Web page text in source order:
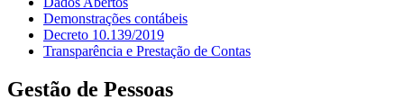
Demonstrações contábeis
Decreto 10.139/2019
Transparência e Prestação de Contas
Gestão de Pessoas